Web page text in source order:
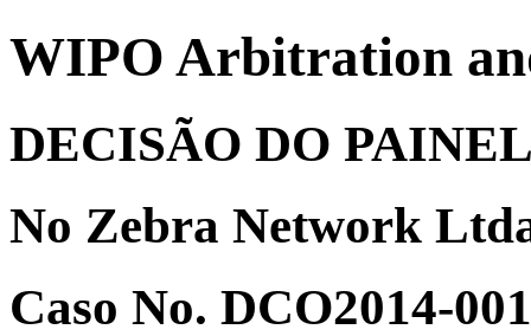
WIPO Arbitration
DECISÃO DO
No Zebra Network
Caso No. DCO2014-